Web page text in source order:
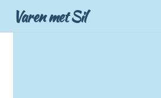
Varen met Sil